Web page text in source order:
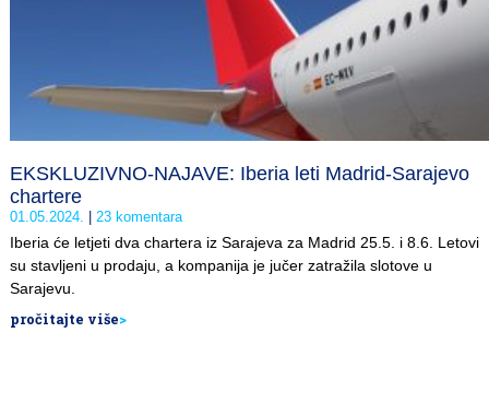
EKSKLUZIVNO-NAJAVE: Iberia leti Madrid-Sarajevo
chartere
01.05.2024. 23 komentara
Iberia će letjeti dva chartera iz Sarajeva za Madrid 25.5. i 8.6. Letovi
su stavljeni u prodaju, a kompanija je jučer zatražila slotove u
Sarajevu.
pročitajte više>